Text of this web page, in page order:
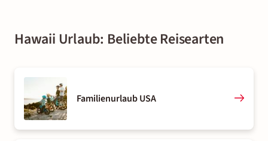
Hawaii Urlaub: Beliebte Reisearten
Familienurlaub USA